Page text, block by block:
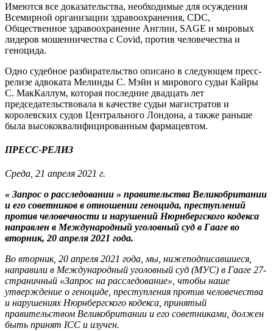
Имеются все доказательства, необходимые для осуждения
Всемирной организации здравоохранения, CDC,
Общественное здравоохранение Англии, SAGE и мировых
лидеров мошенничества с Covid, против человечества и
геноцида.
Одно судебное разбирательство описано в следующем пресс-
релизе адвоката Мелинды С. Мэйн и мирового судьи Кайры
С. МакКаллум, которая последние двадцать лет
председательствовала в качестве судьи магистратов и
королевских судов Центрального Лондона, а также раньше
была высококвалифицированным фармацевтом.
ПРЕСС-РЕЛИЗ
Среда, 21 апреля 2021 г.
« Запрос о расследовании » правительства Великобритании
и его советников в отношении геноцида, преступлений
против человечности и нарушений Нюрнбергского кодекса
направлен в Международный уголовный суд в Гааге во
вторник, 20 апреля 2021 года.
Во вторник, 20 апреля 2021 года, мы, нижеподписавшиеся,
направили в Международный уголовный суд (МУС) в Гааге 27-
страничный «Запрос на расследование», чтобы наше
утверждение о геноциде, преступления против человечества
и нарушениях Нюрнбергского кодекса, принятый
правительством Великобритании и его советниками, должен
быть принят ICC и изучен.